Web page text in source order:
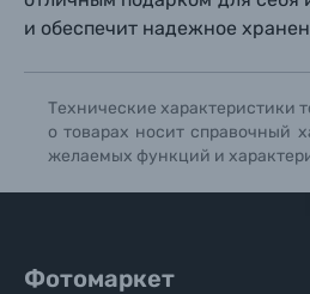
Б/У фототехника
Уценённые товары
и обеспечит надежное
Технические характеристики
о товарах носит справочный
желаемых функций и
Фотомаркет